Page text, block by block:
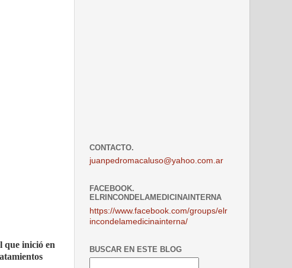
que inició en
CONTACTO.
juanpedromacaluso@yahoo.com.ar
FACEBOOK.
ELRINCONDELAMEDICINAINTERNA
https://www.facebook.com/groups/elr
incondelamedicinainterna/
BUSCAR EN ESTE BLOG